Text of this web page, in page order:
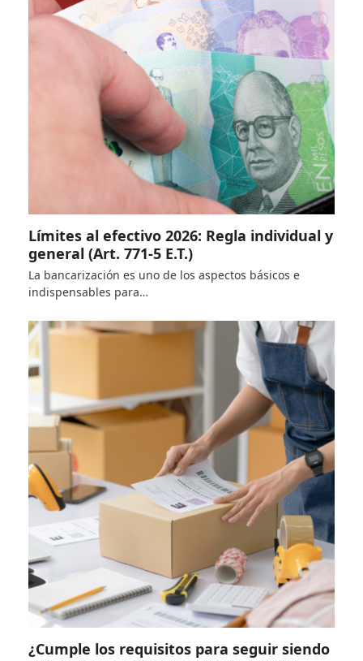
Límites al efectivo 2026: Regla individual y
general (Art. 771-5 E.T.)
La bancarización es uno de los aspectos básicos e
indispensables para…
¿Cumple los requisitos para seguir siendo